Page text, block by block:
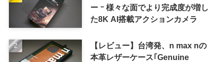
ー ｰ 様々な面でより完成度が増し
た8K AI搭載アクションカメラ
【レビュー】台湾発、n max nの
本革レザーケース｢Genuine